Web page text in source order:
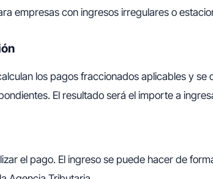
empresas con ingresos irregulares o
los pagos fraccionados aplicables y
El resultado será el importe a
el pago. El ingreso se puede hacer de